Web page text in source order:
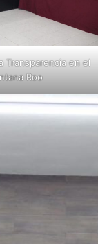
Transparencia en el
Roo